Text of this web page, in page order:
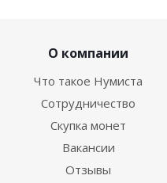
О компании
Что такое Нумиста
Сотрудничество
Скупка монет
Вакансии
Отзывы